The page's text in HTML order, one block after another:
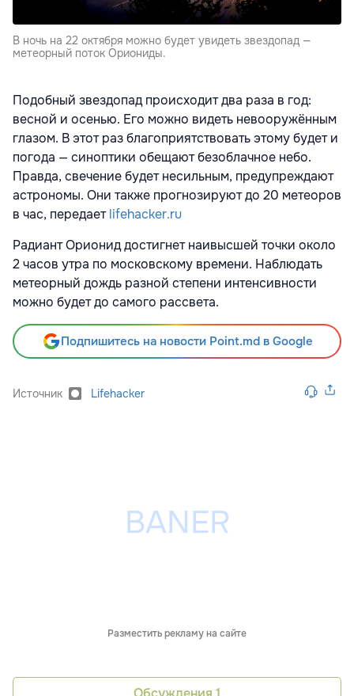
В ночь на 22 октября можно будет увидеть звездопад —
метеорный поток Ориониды.
Подобный звездопад происходит два раза в год:
весной и осенью. Его можно видеть невооружённым
глазом. В этот раз благоприятствовать этому будет и
погода — синоптики обещают безоблачное небо.
Правда, свечение будет несильным, предупреждают
астрономы. Они также прогнозируютдо 20 метеоров
в час, передаетlifehacker.ru
Радиант Орионид достигнет наивысшей точки около
2 часов утра по московскому времени. Наблюдать
метеорный дождь разной степени интенсивности
можно будет до самого рассвета.
Подпишитесь на новости Point.md в Google
Источник Lifehacker
Разместить рекламу на сайте